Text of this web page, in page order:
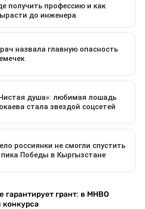
гарантирует грант: в МНВО
конкурса